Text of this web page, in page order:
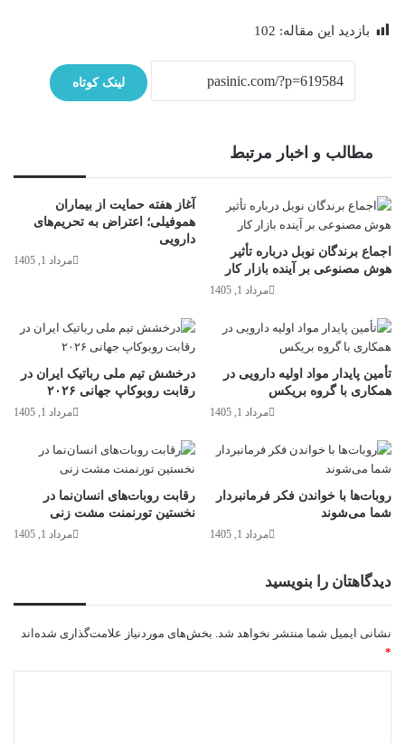
بازدید این مقاله: 102
لینک کوتاه
مطالب و اخبار مرتبط
آغاز هفته حمایت از بیماران
هموفیلی؛ اعتراض به تحریم‌های
دارویی
مرداد 1, 1405
اجماع برندگان نوبل درباره تأثیر
هوش مصنوعی بر آینده بازار کار
مرداد 1, 1405
درخشش تیم ملی رباتیک ایران در
رقابت روبوکاپ جهانی ۲۰۲۶
مرداد 1, 1405
تأمین پایدار مواد اولیه دارویی در
همکاری با گروه بریکس
مرداد 1, 1405
رقابت روبات‌های انسان‌نما در
نخستین تورنمنت مشت زنی
مرداد 1, 1405
روبات‌ها با خواندن فکر فرمانبردار
شما می‌شوند
مرداد 1, 1405
دیدگاهتان را بنویسید
نشانی ایمیل شما منتشر نخواهد شد. بخش‌های موردنیاز علامت‌گذاری شده‌اند
*